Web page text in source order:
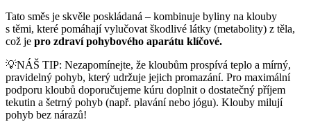
Tato směs je skvěle poskládaná – kombinuje byliny na klouby
s těmi, které pomáhají vylučovat škodlivé látky (metabolity) z těla,
což je pro zdraví pohybového aparátu klíčové.
💡NÁŠ TIP: Nezapomínejte, že kloubům prospívá teplo a mírný,
pravidelný pohyb, který udržuje jejich promazání. Pro maximální
podporu kloubů doporučujeme kúru doplnit o dostatečný příjem
tekutin a šetrný pohyb (např. plavání nebo jógu). Klouby milují
pohyb bez nárazů!